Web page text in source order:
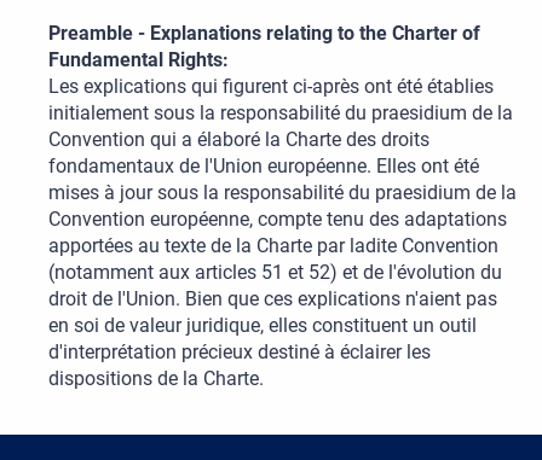
Preamble - Explanations relating to the Charter of
Fundamental Rights:
Les explications qui figurent ci-après ont été établies
initialement sous la responsabilité du praesidium de la
Convention qui a élaboré la Charte des droits
fondamentaux de l'Union européenne. Elles ont été
mises à jour sous la responsabilité du praesidium de la
Convention européenne, compte tenu des adaptations
apportées au texte de la Charte par ladite Convention
(notamment aux articles 51 et 52) et de l'évolution du
droit de l'Union. Bien que ces explications n'aient pas
en soi de valeur juridique, elles constituent un outil
d'interprétation précieux destiné à éclairer les
dispositions de la Charte.